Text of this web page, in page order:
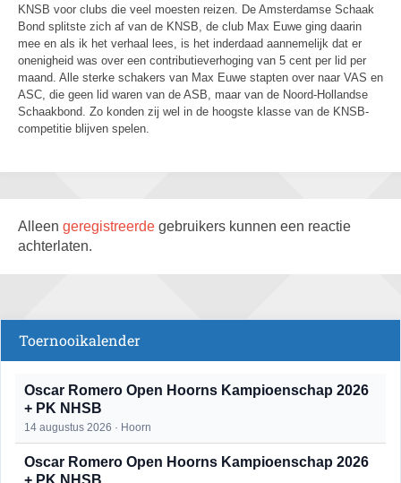
KNSB voor clubs die veel moesten reizen. De Amsterdamse Schaak
Bond splitste zich af van de KNSB, de club Max Euwe ging daarin
mee en als ik het verhaal lees, is het inderdaad aannemelijk dat er
onenigheid was over een contributieverhoging van 5 cent per lid per
maand. Alle sterke schakers van Max Euwe stapten over naar VAS en
ASC, die geen lid waren van de ASB, maar van de Noord-Hollandse
Schaakbond. Zo konden zij wel in de hoogste klasse van de KNSB-
competitie blijven spelen.
Alleen geregistreerde gebruikers kunnen een reactie
achterlaten.
Toernooikalender
Oscar Romero Open Hoorns Kampioenschap 2026
+ PK NHSB
14 augustus 2026 · Hoorn
Oscar Romero Open Hoorns Kampioenschap 2026
+ PK NHSB